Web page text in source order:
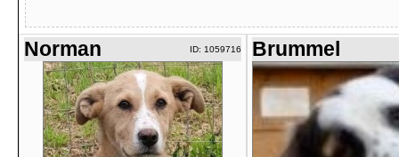
Norman ID: 1059716 Brummel